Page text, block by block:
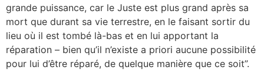
grande puissance, car le Juste est plus grand après sa
mort que durant sa vie terrestre, en le faisant sortir du
lieu où il est tombé là-bas et en lui apportant la
réparation – bien qu’il n’existe a priori aucune possibilité
pour lui d’être réparé, de quelque manière que ce soit”.